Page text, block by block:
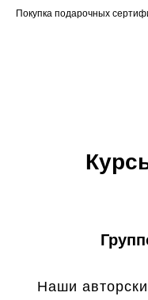
Покупка подарочных
Наши